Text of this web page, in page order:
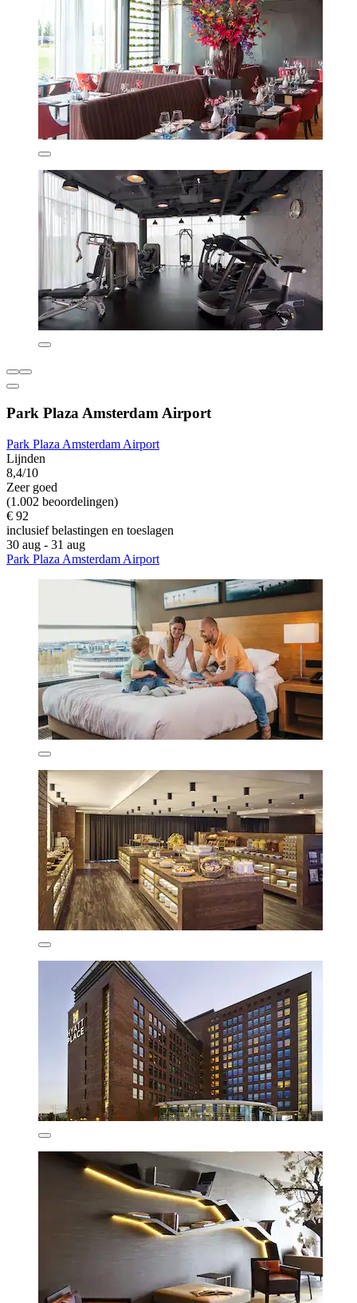
Park Plaza Amsterdam Airport
Park Plaza Amsterdam Airport
Lijnden
8,4/10
Zeer goed
(1.002 beoordelingen)
€ 92
inclusief belastingen en toeslagen
30 aug - 31 aug
Park Plaza Amsterdam Airport